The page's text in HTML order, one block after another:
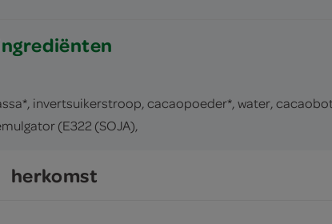
invertsuikerstroop, cacaopoeder*, water,
(E322 (SOJA),
herkomst